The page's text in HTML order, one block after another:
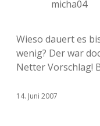
micha04
Wieso dauert es
wenig? Der war
Netter Vorschlag!
14. Juni 2007